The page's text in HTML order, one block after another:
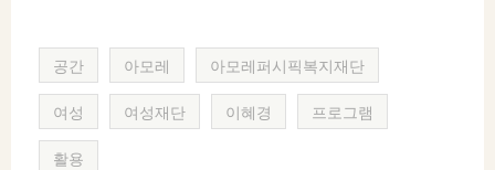
공간 아모레 아모레퍼시픽복지재단
여성 여성재단 이혜경 프로그램
활용